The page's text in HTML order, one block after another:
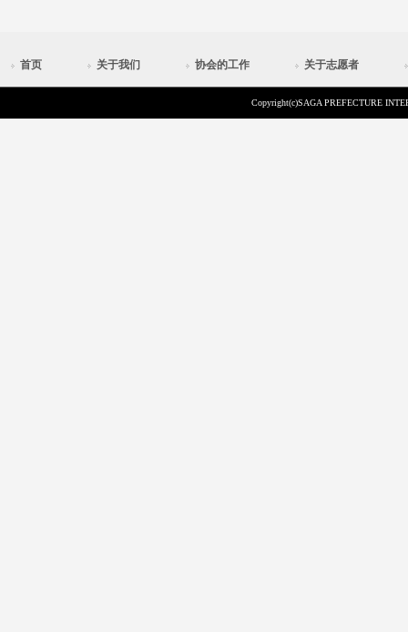
首页 关于我们 协会的工作 关于志愿者
Copyright(c)SAGA PREFECTURE